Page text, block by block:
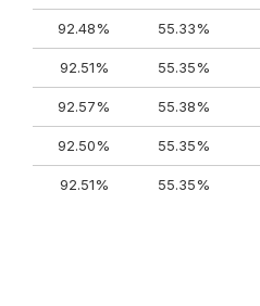
55.33%
92.48%
55.35%
92.51%
55.38%
92.57%
55.35%
92.50%
55.35%
92.51%